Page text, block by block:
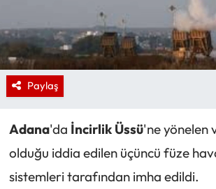
Paylaş
Adana'da İncirlik Üssü'ne yönelen
olduğu iddia edilen üçüncü füze
sistemleri tarafından imha edildi.